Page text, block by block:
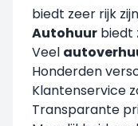
biedt zeer rijk
Autohuur biedt
Veel
Honderden
Klantenservice
Transparante